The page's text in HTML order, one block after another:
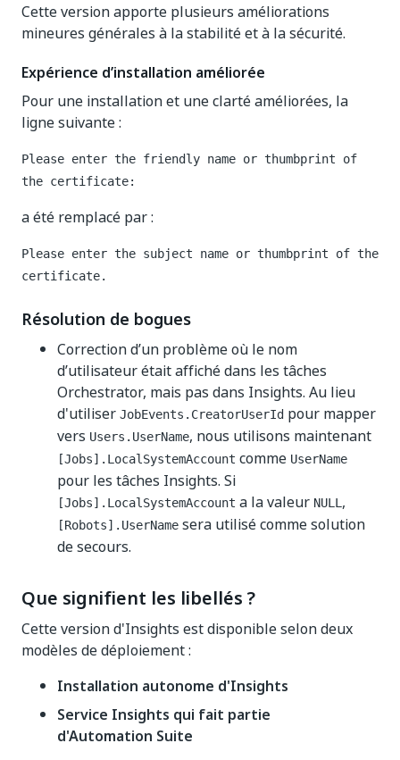
Cette version apporte plusieurs améliorations
mineures générales à la stabilité et à la sécurité.
Expérience d’installation améliorée
Pour une installation et une clarté améliorées, la
ligne suivante :
Please enter the friendly name or thumbprint of
the certificate:
a été remplacé par :
Please enter the subject name or thumbprint of the
certificate.
Résolution de bogues
Correction d’un problème où le nom
d’utilisateur était affiché dans les tâches
Orchestrator, mais pas dans Insights. Au lieu
d'utiliser JobEvents.CreatorUserId pour mapper
vers Users.UserName, nous utilisons maintenant
[Jobs].LocalSystemAccount comme UserName
pour les tâches Insights. Si
[Jobs].LocalSystemAccount a la valeur NULL ,
[Robots].UserName sera utilisé comme solution
de secours.
Que signifient les libellés ?
Cette version d'Insights est disponible selon deux
modèles de déploiement :
Installation autonome d'Insights
Service Insights qui fait partie
d'Automation Suite